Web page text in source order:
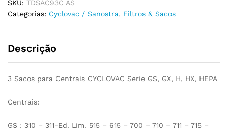
GX,
Hepa,
E100
SKU: TDSAC93C AS
Categorias: Cyclovac / Sanostra, Filtros & Sacos
Descrição
3 Sacos para Centrais CYCLOVAC Serie GS, GX, H, HX, HEPA
Centrais:
GS : 310 – 311-Ed. Lim. 515 – 615 – 700 – 710 – 711 – 715 –